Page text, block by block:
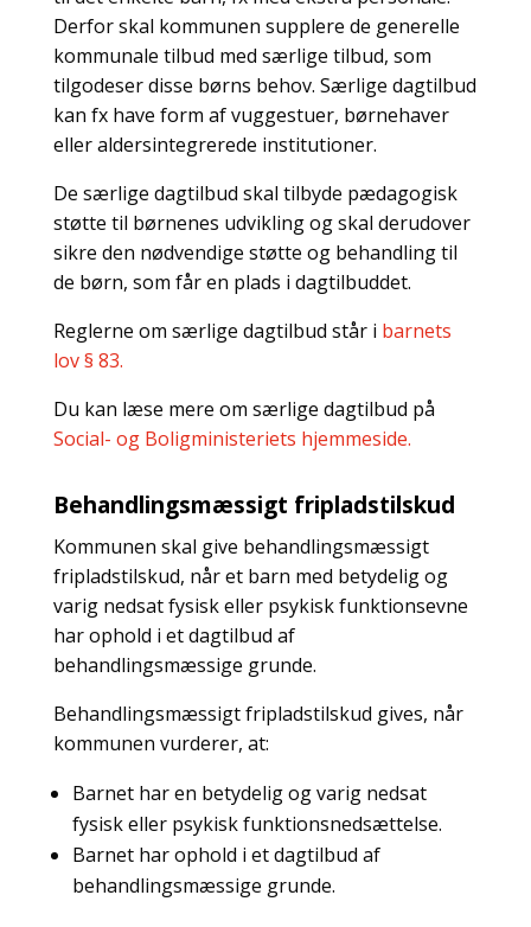
Derfor skal kommunen supplere de generelle
kommunale tilbud med særlige tilbud, som
tilgodeser disse børns behov. Særlige dagtilbud
kan fx have form af vuggestuer, børnehaver
eller aldersintegrerede institutioner.
De særlige dagtilbud skal tilbyde pædagogisk
støtte til børnenes udvikling og skal derudover
sikre den nødvendige støtte og behandling til
de børn, som får en plads i dagtilbuddet.
Reglerne om særlige dagtilbud står i barnets
lov § 83.
Du kan læse mere om særlige dagtilbud på
Social- og Boligministeriets hjemmeside.
Behandlingsmæssigt fripladstilskud
Kommunen skal give behandlingsmæssigt
fripladstilskud, når et barn med betydelig og
varig nedsat fysisk eller psykisk funktionsevne
har ophold i et dagtilbud af
behandlingsmæssige grunde.
Behandlingsmæssigt fripladstilskud gives, når
kommunen vurderer, at:
Barnet har en betydelig og varig nedsat
fysisk eller psykisk funktionsnedsættelse.
Barnet har ophold i et dagtilbud af
behandlingsmæssige grunde.